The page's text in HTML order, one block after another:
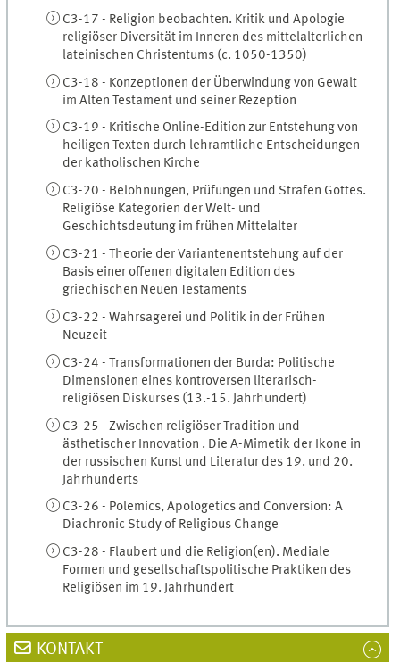
C3-17 - Religion beobachten. Kritik und Apologie
religiöser Diversität im Inneren des mittelalterlichen
lateinischen Christentums (c. 1050-1350)
C3-18 - Konzeptionen der Überwindung von Gewalt
im Alten Testament und seiner Rezeption
C3-19 - Kritische Online-Edition zur Entstehung von
heiligen Texten durch lehramtliche Entscheidungen
der katholischen Kirche
C3-20 - Belohnungen, Prüfungen und Strafen Gottes.
Religiöse Kategorien der Welt- und
Geschichtsdeutung im frühen Mittelalter
C3-21 - Theorie der Variantenentstehung auf der
Basis einer offenen digitalen Edition des
griechischen Neuen Testaments
C3-22 - Wahrsagerei und Politik in der Frühen
Neuzeit
C3-24 - Transformationen der Burda: Politische
Dimensionen eines kontroversen literarisch-
religiösen Diskurses (13.-15. Jahrhundert)
C3-25 - Zwischen religiöser Tradition und
ästhetischer Innovation . Die A-Mimetik der Ikone in
der russischen Kunst und Literatur des 19. und 20.
Jahrhunderts
C3-26 - Polemics, Apologetics and Conversion: A
Diachronic Study of Religious Change
C3-28 - Flaubert und die Religion(en). Mediale
Formen und gesellschaftspolitische Praktiken des
Religiösen im 19. Jahrhundert
KONTAKT